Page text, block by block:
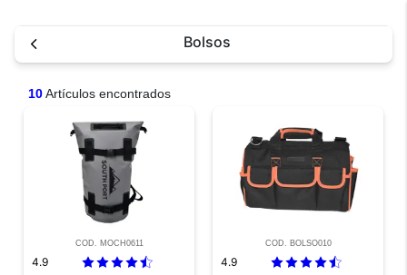
Bolsos
10Artículos encontrados
COD. MOCH0611
4.9
COD. BOLSO010
4.9